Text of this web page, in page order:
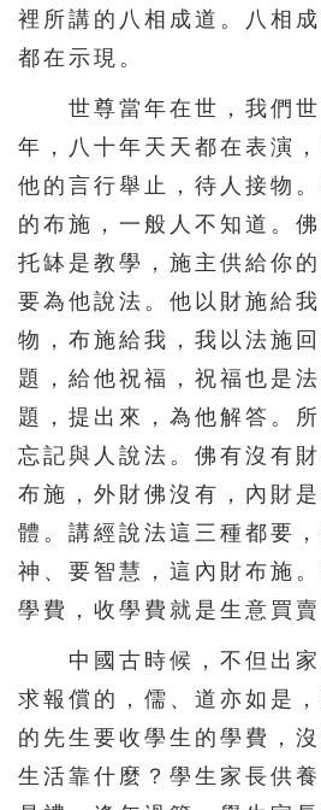
裡所講的八相成道。八相
都在示現。
世尊當年在世，我們世
年，八十年天天都在表演
他的言行舉止，待人接物
的布施，一般人不知道。
托缽是教學，施主供給你
要為他說法。他以財施給
物，布施給我，我以法施
題，給他祝福，祝福也是
題，提出來，為他解答。
忘記與人說法。佛有沒有
布施，外財佛沒有，內財
體。講經說法這三種都要
神、要智慧，這內財布施
學費，收學費就是生意買賣
中國古時候，不但出家
求報償的，儒、道亦如是
的先生要收學生的學費，
生活靠什麼？學生家長供